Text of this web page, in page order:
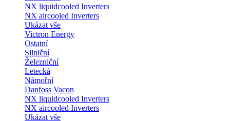
NX liquidcooled Inverters
NX aircooled Inverters
Ukázat vše
Victron Energy
Ostatní
Silniční
Železniční
Letecká
Námořní
Danfoss Vacon
NX liquidcooled Inverters
NX aircooled Inverters
Ukázat vše